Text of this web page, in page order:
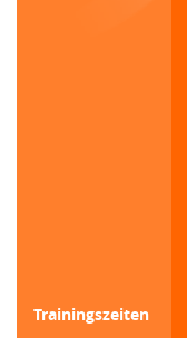
Trainingszeiten